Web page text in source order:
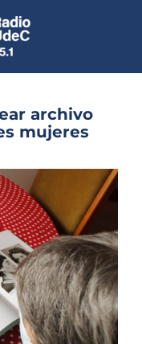
en vivo
archivo
mujeres